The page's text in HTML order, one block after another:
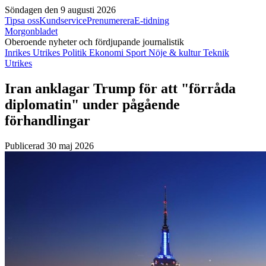
Söndagen den 9 augusti 2026
Tipsa ossKundservicePrenumereraE-tidning
Morgonbladet
Oberoende nyheter och fördjupande journalistik
Inrikes Utrikes Politik Ekonomi Sport Nöje & kulturTeknik
Utrikes
Iran anklagar Trump för att "förråda
diplomatin" under pågående
förhandlingar
Publicerad 30 maj 2026